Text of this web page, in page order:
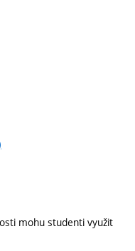
mohu studenti využit